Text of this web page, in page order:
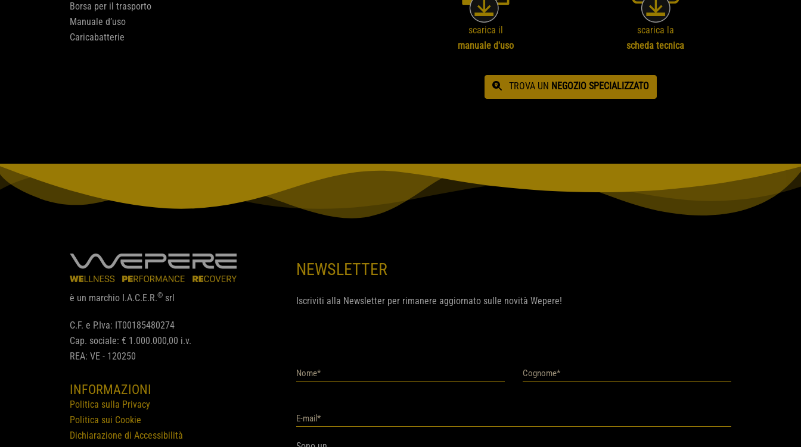
Borsa per il trasporto
Manuale d’uso
Caricabatterie
scarica il
manuale d'uso
scarica la
scheda tecnica
TROVA UN NEGOZIO SPECIALIZZATO
è un marchio I.A.C.E.R.© srl
C.F. e P.Iva: IT00185480274
Cap. sociale: € 1.000.000,00 i.v.
REA: VE - 120250
INFORMAZIONI
Politica sulla Privacy
Politica sui Cookie
Dichiarazione di Accessibilità
NEWSLETTER
Iscriviti alla Newsletter per rimanere aggiornato sulle novità Wepere!